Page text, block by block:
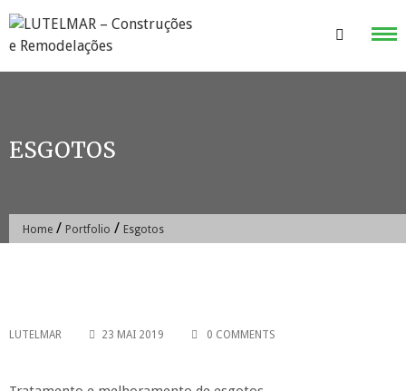
Skip
to
content
ESGOTOS
Home / Portfolio / Esgotos
LUTELMAR 23 MAI 2019 0 COMMENTS